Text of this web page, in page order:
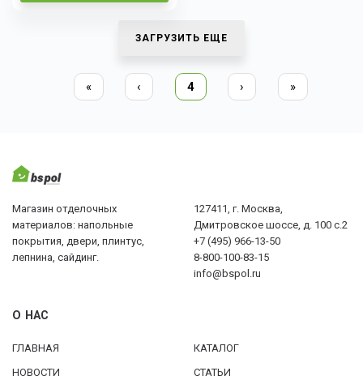
ЗАГРУЗИТЬ ЕЩЕ
« ‹ 4 › »
Магазин отделочных
материалов: напольные
покрытия, двери, плинтус,
лепнина, сайдинг.
127411, г. Москва,
Дмитровское шоссе, д. 100 с.2
+7 (495) 966-13-50
8-800-100-83-15
info@bspol.ru
О НАС
ГЛАВНАЯ
КАТАЛОГ
НОВОСТИ
СТАТЬИ